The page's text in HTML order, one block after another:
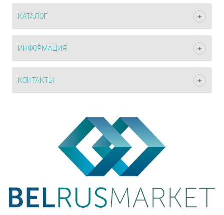
КАТАЛОГ
ИНФОРМАЦИЯ
КОНТАКТЫ